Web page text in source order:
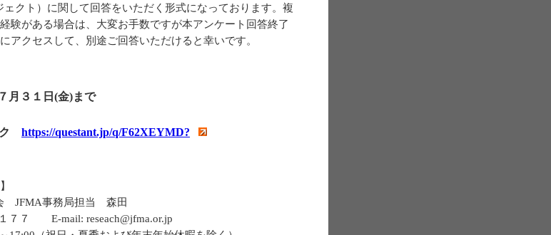
クト）に関して回答をいただく形式になっております。複
験がある場合は、大変お手数ですが本アンケート回答終了
アクセスして、別途ご回答いただけると幸いです。
月３１日(金)まで
https://questant.jp/q/F62XEYMD?
JFMA事務局担当 森田
７７ E-mail: reseach@jfma.or.jp